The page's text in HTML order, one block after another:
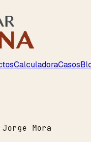
CalculadoraCasos
Mora